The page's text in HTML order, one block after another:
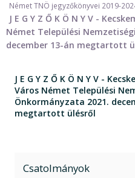
Német TNÖ jegyzőkönyvei 2019-
J E G Y Z Ő K Ö N Y V -
Német Települési
december 13-án megtartott
J E G Y Z Ő K Ö N Y V -
Város Német Települési
Önkormányzata 2021.
megtartott ülésről
Csatolmányok